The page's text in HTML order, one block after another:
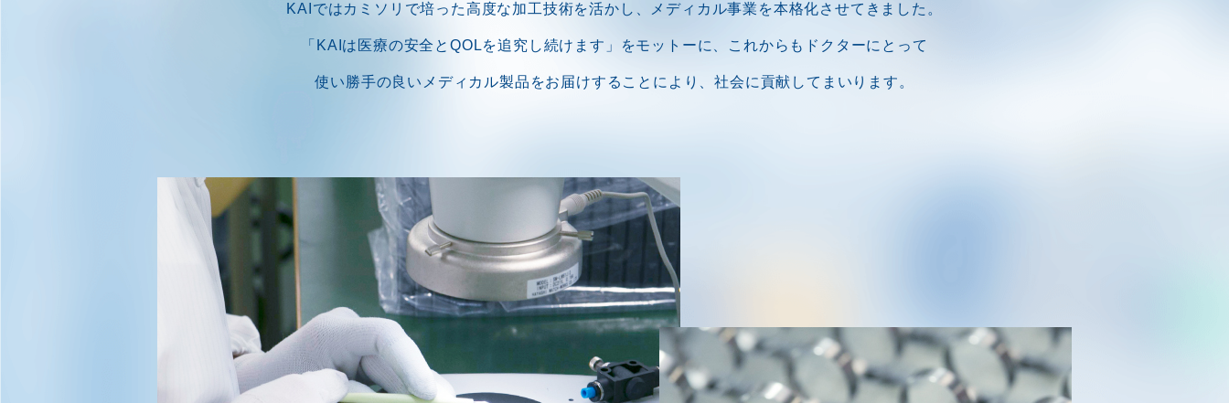
KAIではカミソリで培った高度な加工技術を活かし、メディカル事業を本格化させてきました。
「KAIは医療の安全とQOLを追究し続けます」をモットーに、これからもドクターにとって
使い勝手の良いメディカル製品をお届けすることにより、社会に貢献してまいります。